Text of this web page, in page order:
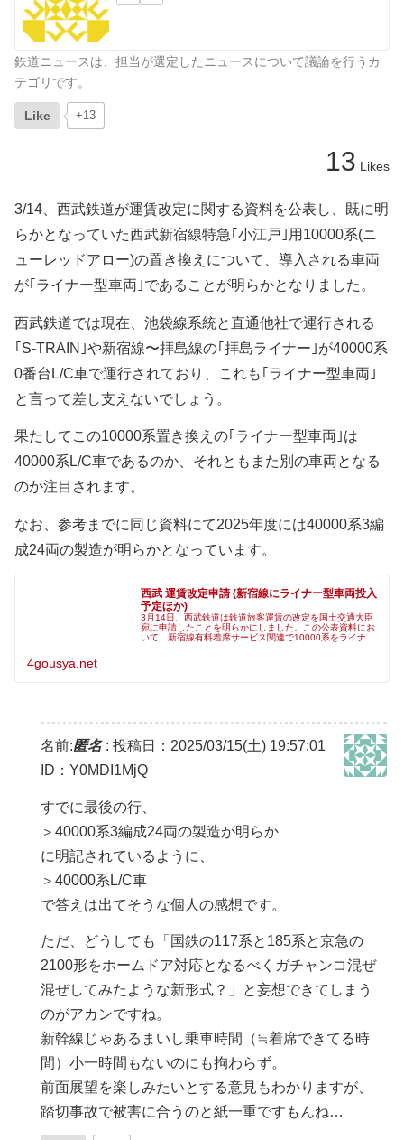
鉄道ニュースは、担当が選定したニュースについて議論を行うカ
テゴリです。
Like +13
13 Likes
3/14、西武鉄道が運賃改定に関する資料を公表し、既に明
らかとなっていた西武新宿線特急｢小江戸｣用10000系(ニ
ューレッドアロー)の置き換えについて、導入される車両
が｢ライナー型車両｣であることが明らかとなりました。
西武鉄道では現在、池袋線系統と直通他社で運行される
｢S-TRAIN｣や新宿線〜拝島線の｢拝島ライナー｣が40000系
0番台L/C車で運行されており、これも｢ライナー型車両｣
と言って差し支えないでしょう。
果たしてこの10000系置き換えの｢ライナー型車両｣は
40000系L/C車であるのか、それともまた別の車両となる
のか注目されます。
なお、参考までに同じ資料にて2025年度には40000系3編
成24両の製造が明らかとなっています。
西武 運賃改定申請 (新宿線にライナー型車両投入
予定ほか)
3月14日、西武鉄道は鉄道旅客運賃の改定を国土交通大臣
宛に申請したことを明らかにしました。この公表資料にお
いて、新宿線有料着席サービス関連で10000系をライナー
4gousya.net
名前:匿名: 投稿日：2025/03/15(土) 19:57:01
ID：Y0MDI1MjQ
すでに最後の行、
＞40000系3編成24両の製造が明らか
に明記されているように、
＞40000系L/C車
で答えは出てそうな個人の感想です。
ただ、どうしても「国鉄の117系と185系と京急の
2100形をホームドア対応となるべくガチャンコ混ぜ
混ぜしてみたような新形式？」と妄想できてしまう
のがアカンですね。
新幹線じゃあるまいし乗車時間（≒着席できてる時
間）小一時間もないのにも拘わらず。
前面展望を楽しみたいとする意見もわかりますが、
踏切事故で被害に合うのと紙一重ですもんね…